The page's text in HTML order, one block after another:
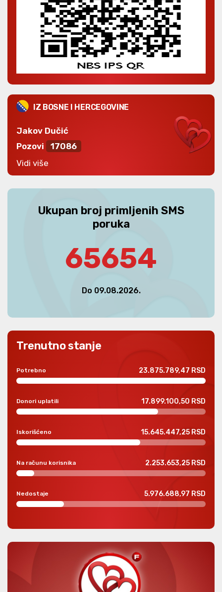
IZ BOSNE I HERCEGOVINE
Jakov Dučić
Pozovi
17086
Vidi više
Ukupan broj primljenih SMS
poruka
65654
Do 09.08.2026.
Trenutno stanje
Potrebno 23.875.789,47 RSD
Donori uplatili 17.899.100,50 RSD
Iskorišćeno 15.645.447,25 RSD
Na računu korisnika 2.253.653,25 RSD
Nedostaje 5.976.688,97 RSD